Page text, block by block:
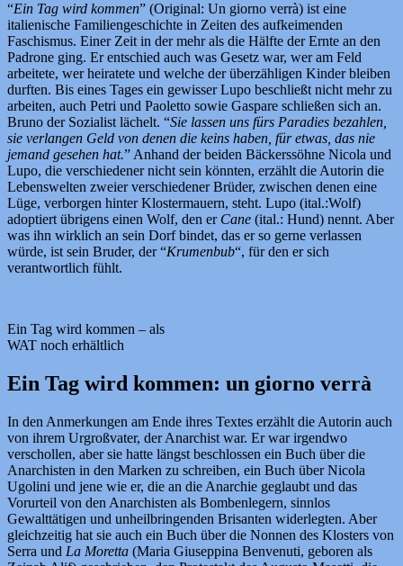
“Ein Tag wird kommen” (Original: Un giorno verrà) ist eine
italienische Familiengeschichte in Zeiten des aufkeimenden
Faschismus. Einer Zeit in der mehr als die Hälfte der Ernte an den
Padrone ging. Er entschied auch was Gesetz war, wer am Feld
arbeitete, wer heiratete und welche der überzähligen Kinder bleiben
durften. Bis eines Tages ein gewisser Lupo beschließt nicht mehr zu
arbeiten, auch Petri und Paoletto sowie Gaspare schließen sich an.
Bruno der Sozialist lächelt. “Sie lassen uns fürs Paradies bezahlen,
sie verlangen Geld von denen die keins haben, für etwas, das nie
jemand gesehen hat.” Anhand der beiden Bäckerssöhne Nicola und
Lupo, die verschiedener nicht sein könnten, erzählt die Autorin die
Lebenswelten zweier verschiedener Brüder, zwischen denen eine
Lüge, verborgen hinter Klostermauern, steht. Lupo (ital.:Wolf)
adoptiert übrigens einen Wolf, den er Cane (ital.: Hund) nennt. Aber
was ihn wirklich an sein Dorf bindet, das er so gerne verlassen
würde, ist sein Bruder, der “Krumenbub“, für den er sich
verantwortlich fühlt.
Ein Tag wird kommen – als
WAT noch erhältlich
Ein Tag wird kommen: un giorno verrà
In den Anmerkungen am Ende ihres Textes erzählt die Autorin auch
von ihrem Urgroßvater, der Anarchist war. Er war irgendwo
verschollen, aber sie hatte längst beschlossen ein Buch über die
Anarchisten in den Marken zu schreiben, ein Buch über Nicola
Ugolini und jene wie er, die an die Anarchie geglaubt und das
Vorurteil von den Anarchisten als Bombenlegern, sinnlos
Gewalttätigen und unheilbringenden Brisanten widerlegten. Aber
gleichzeitig hat sie auch ein Buch über die Nonnen des Klosters von
Serra und La Moretta (Maria Giuseppina Benvenuti, geboren als